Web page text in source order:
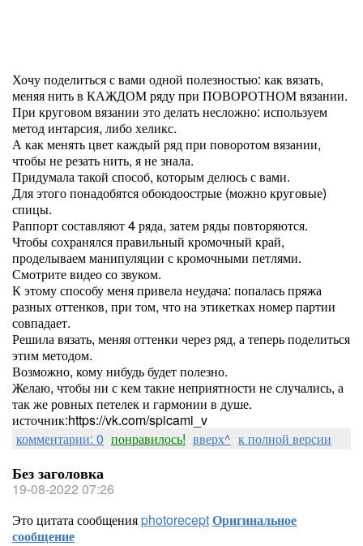
Хочу поделиться с вами одной полезностью: как вязать,
меняя нить в КАЖДОМ ряду при ПОВОРОТНОМ вязании.
При круговом вязании это делать несложно: используем
метод интарсия, либо хеликс.
А как менять цвет каждый ряд при поворотом вязании,
чтобы не резать нить, я не знала.
Придумала такой способ, которым делюсь с вами.
Для этого понадобятся обоюдоострые (можно круговые)
спицы.
Раппорт составляют 4 ряда, затем ряды повторяются.
Чтобы сохранялся правильный кромочный край,
проделываем манипуляции с кромочными петлями.
Смотрите видео со звуком.
К этому способу меня привела неудача: попалась пряжа
разных оттенков, при том, что на этикетках номер партии
совпадает.
Решила вязать, меняя оттенки через ряд, а теперь поделиться
этим методом.
Возможно, кому нибудь будет полезно.
Желаю, чтобы ни с кем такие неприятности не случались, а
так же ровных петелек и гармонии в душе.
источник:https://vk.com/spicami_v
комментарии: 0 понравилось! вверх^ к полной версии
Без заголовка
19-08-2022 07:26
Это цитата сообщенияphotoreceptОригинальное
сообщение